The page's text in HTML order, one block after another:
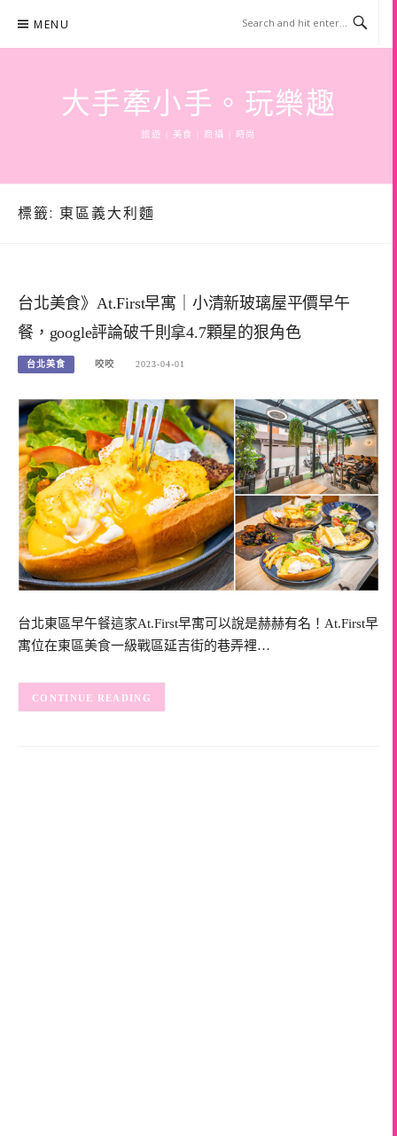
content
MENU
大手牽小手。玩樂趣
旅遊 | 美食 | 商攝 | 時尚
標籤: 東區義大利麵
台北美食》At.First早寓｜小清新玻璃屋平價早午
餐，google評論破千則拿4.7顆星的狠角色
台北美食 咬咬 2023-04-01
台北東區早午餐這家At.First早寓可以說是赫赫有名！At.First早
寓位在東區美食一級戰區延吉街的巷弄裡…
CONTINUE READING